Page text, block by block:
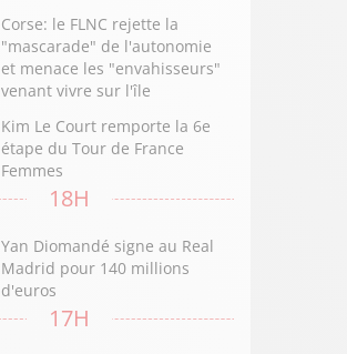
Corse: le FLNC rejette la
"mascarade" de l'autonomie
et menace les "envahisseurs"
venant vivre sur l'île
Kim Le Court remporte la 6e
étape du Tour de France
Femmes
18H
Yan Diomandé signe au Real
Madrid pour 140 millions
d'euros
17H